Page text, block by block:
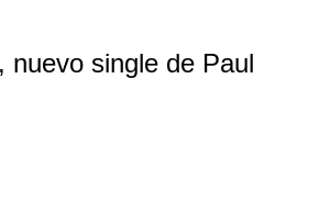
nuevo single de Paul